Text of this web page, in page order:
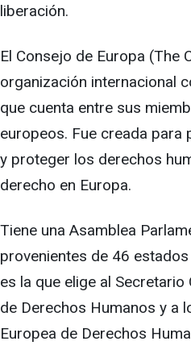
liberación.
El Consejo de Europa (The
organización internacional
que cuenta entre sus
europeos. Fue creada para
y proteger los derechos
derecho en Europa.
Tiene una Asamblea
provenientes de 46
es la que elige al Secretario
de Derechos Humanos y a
Europea de Derechos